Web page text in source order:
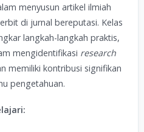
menyusun artikel ilmiah
di jurnal bereputasi. Kelas
langkah-langkah praktis,
mengidentifikasi research
memiliki kontribusi signifikan
pengetahuan.